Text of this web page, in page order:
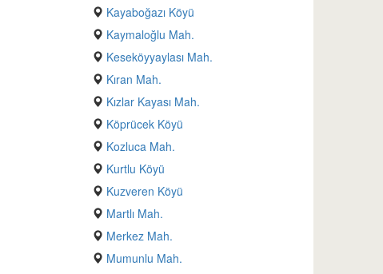
Kayaboğazı Köyü
Kaymaloğlu Mah.
Keseköyyaylası Mah.
Kıran Mah.
Kızlar Kayası Mah.
Köprücek Köyü
Kozluca Mah.
Kurtlu Köyü
Kuzveren Köyü
Martlı Mah.
Merkez Mah.
Mumunlu Mah.